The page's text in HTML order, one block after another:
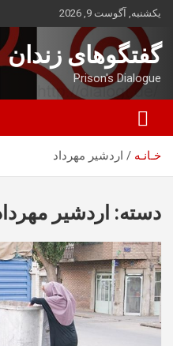
بروید
یکشنبه, آگوست 9, 2026
گفتگوهای زندان
Prison's Dialogue
خـانـه اردشیر مهرداد
دسته: اردشیر